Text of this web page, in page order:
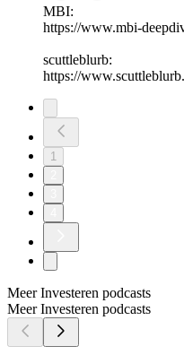
MBI:
https://www.mbi-
scuttleblurb:
https://
1
Meer Investeren podcasts
Meer Investeren podcasts